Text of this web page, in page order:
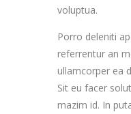
voluptua.
Porro deleniti
referrentur an
ullamcorper ea
Sit eu facer
mazim id. In